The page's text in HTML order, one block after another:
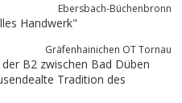
Ebersbach-Büchenbronn
Handwerk"
Gräfenhainichen OT Tornau
B2 zwischen Bad Düben
Tradition des